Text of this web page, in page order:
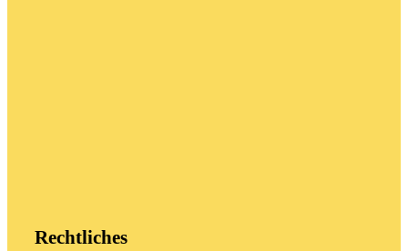
Rechtliches